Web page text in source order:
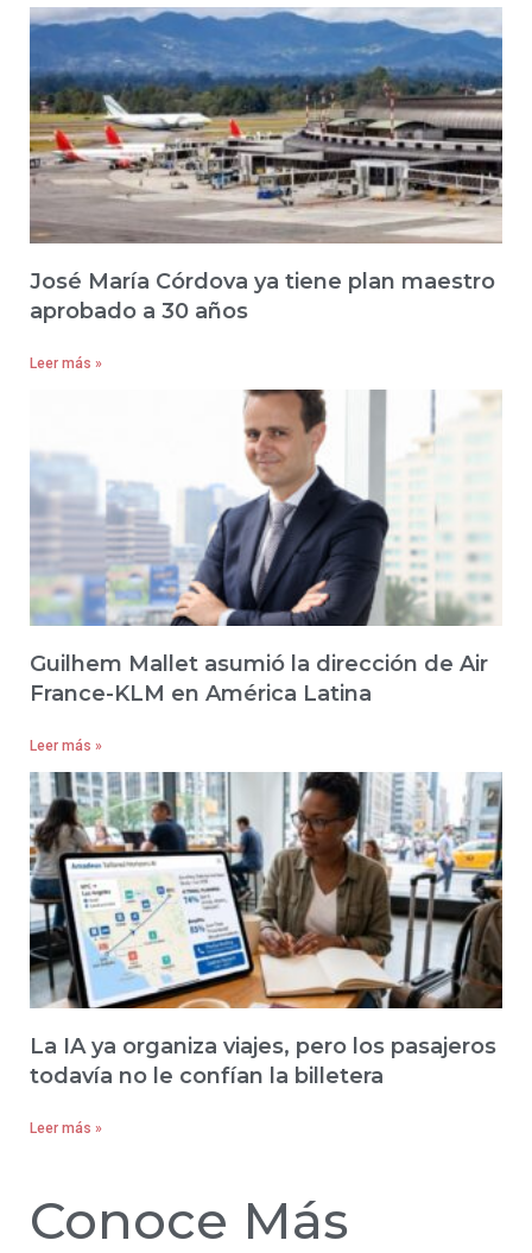
José María Córdova ya tiene plan maestro
aprobado a 30 años
Leer más »
Guilhem Mallet asumió la dirección de Air
France-KLM en América Latina
Leer más »
La IA ya organiza viajes, pero los pasajeros
todavía no le confían la billetera
Leer más »
Conoce Más